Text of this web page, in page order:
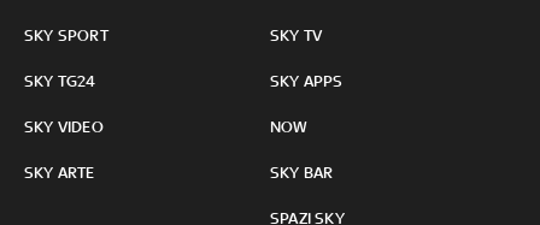
SKY SPORT
SKY TG24
SKY VIDEO
SKY ARTE
SKY TV
SKY APPS
NOW
SKY BAR
SPAZI SKY